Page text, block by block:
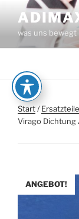
Inhalt
springenwas uns bewegt
Start/Ersatzteile
Virago
ANGEBOT!